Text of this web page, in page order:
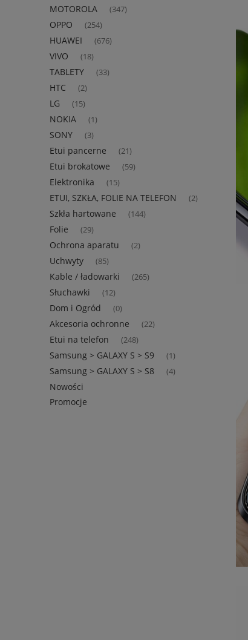
MOTOROLA (347)
OPPO (254)
HUAWEI (676)
VIVO (18)
TABLETY (33)
HTC (2)
LG (15)
NOKIA (1)
SONY (3)
Etui pancerne (21)
Etui brokatowe (59)
Elektronika (15)
ETUI, SZKŁA, FOLIE NA TELEFON (2)
Szkła hartowane (144)
Folie (29)
Ochrona aparatu (2)
Uchwyty (85)
Kable / ładowarki (265)
Słuchawki (12)
Dom i Ogród (0)
Akcesoria ochronne (22)
Etui na telefon (248)
Samsung > GALAXY S > S9 (1)
Samsung > GALAXY S > S8 (4)
Nowości
Promocje